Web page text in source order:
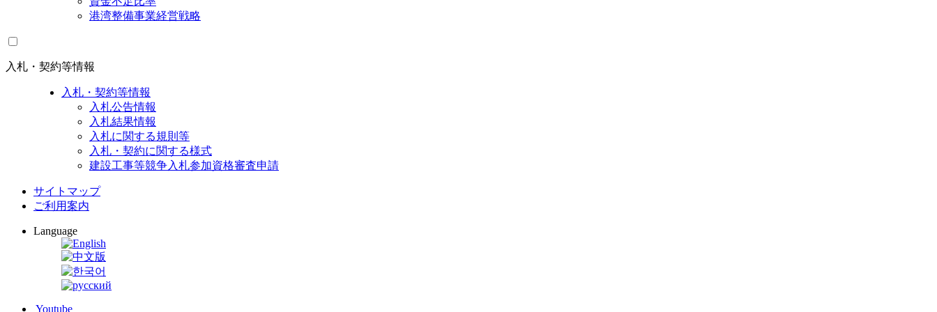
港湾整備事業経営戦略
入札・契約等情報
入札・契約等情報
入札公告情報
入札結果情報
入札に関する規則等
入札・契約に関する様式
建設工事等競争入札参加資格審査申請
サイトマップ
ご利用案内
Language
Youtube